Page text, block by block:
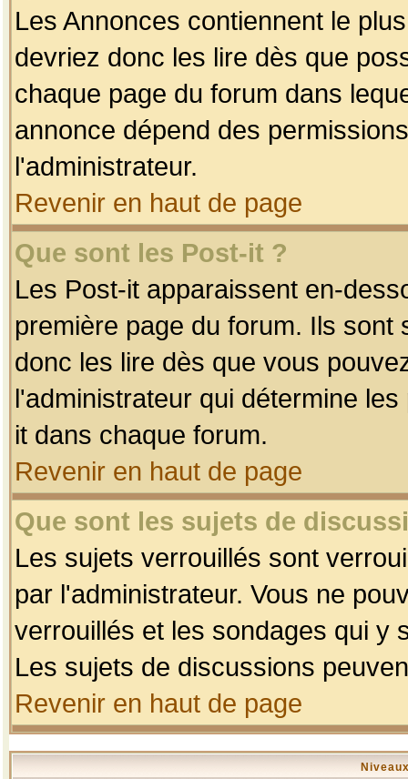
Les Annonces contiennent le
devriez donc les lire dès que
chaque page du forum dans
annonce dépend des
l'administrateur.
Revenir en haut de page
Que sont les Post-it ?
Les Post-it apparaissent en-
première page du forum. Ils
donc les lire dès que vous
l'administrateur qui détermine
it dans chaque forum.
Revenir en haut de page
Que sont les sujets de
Les sujets verrouillés sont
par l'administrateur. Vous ne
verrouillés et les sondages qui y
Les sujets de discussions
Revenir en haut de page